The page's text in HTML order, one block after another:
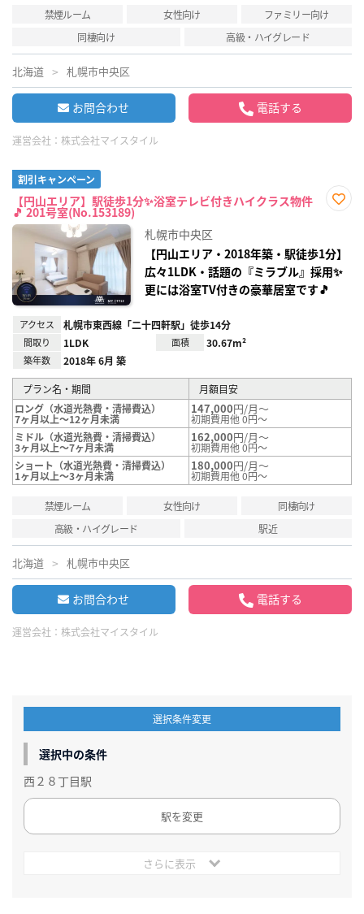
禁煙ルーム 女性向け
ファミリー向け
同棲向け
高級・ハイグレード
北海道 札幌市中央区
お問合わせ 電話する
運営会社： 株式会社マイスタイル
割引キャンペーン
【円山エリア】駅徒歩1分✨浴室テレビ付きハイクラス物件
🎵 201号室(No.153189)
録
札幌市中央区
【円山エリア・2018年築・駅徒歩1分】
広々1LDK・話題の『ミラブル』採用✨
更には浴室TV付きの豪華居室です🎵
アクセス 札幌市東西線「二十四軒駅」徒歩14分
間取り 1LDK 面積 30.67m²
築年数 2018年 6月 築
プラン名・期間
月額目安
ロング（水道光熱費・清掃費込）
7ヶ月以上～12ヶ月未満
147,000円/月～
初期費用他 0円～
ミドル（水道光熱費・清掃費込）
3ヶ月以上～7ヶ月未満
162,000円/月～
初期費用他 0円～
ショート（水道光熱費・清掃費込）
1ヶ月以上～3ヶ月未満
180,000円/月～
初期費用他 0円～
禁煙ルーム 女性向け
同棲向け
高級・ハイグレード
駅近
北海道 札幌市中央区
お問合わせ 電話する
運営会社： 株式会社マイスタイル
選択条件変更
選択中の条件
西２８丁目駅
駅を変更
さらに表示